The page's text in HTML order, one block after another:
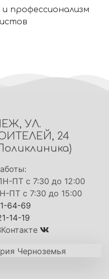
и профессионализм
УЛ.
24
ПТ с 7:30 до 12:00
ПТ с 7:30 до 15:00
64-69
14-19